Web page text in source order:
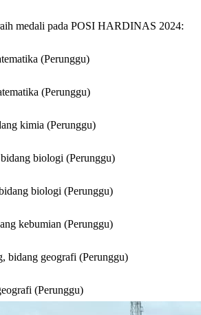
medali pada POSI HARDINAS 2024:
(Perunggu)
(Perunggu)
kimia (Perunggu)
biologi (Perunggu)
biologi (Perunggu)
kebumian (Perunggu)
bidang geografi (Perunggu)
(Perunggu)